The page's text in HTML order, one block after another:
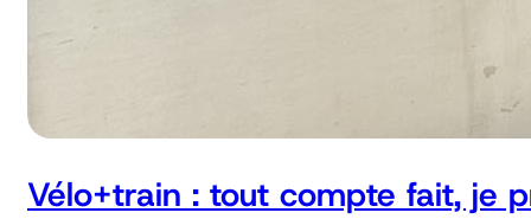
Vélo+train : tout compte fait, je